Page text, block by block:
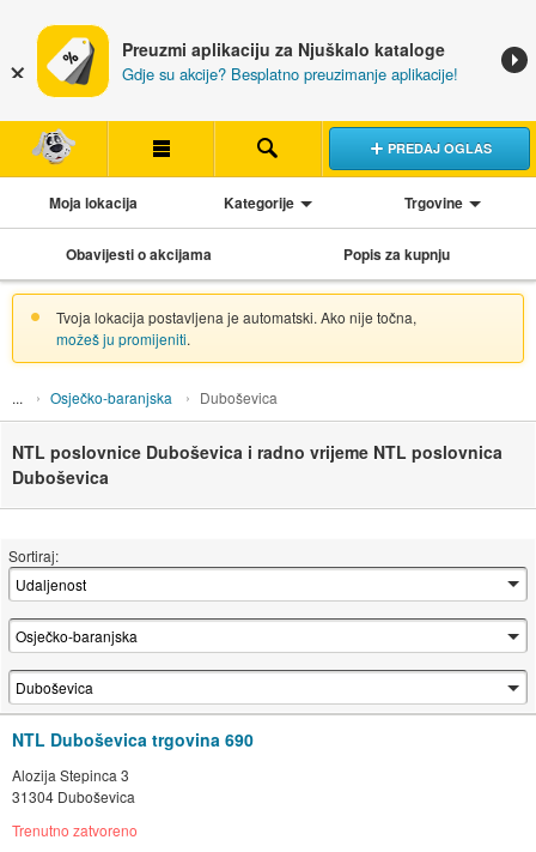
Preuzmi aplikaciju za Njuškalo kataloge
Gdje su akcije? Besplatno preuzimanje aplikacije!
PREDAJ OGLAS
Moja lokacija Kategorije Trgovine
Obavijesti o akcijama Popis za kupnju
Tvoja lokacija postavljena je automatski. Ako nije točna,
možeš ju promijeniti.
Osječko-baranjska Duboševica
NTL poslovnice Duboševica i radno vrijeme NTL poslovnica
Duboševica
Sortiraj:
NTL Duboševica trgovina 690
Alozija Stepinca 3
31304 Duboševica
Trenutno zatvoreno